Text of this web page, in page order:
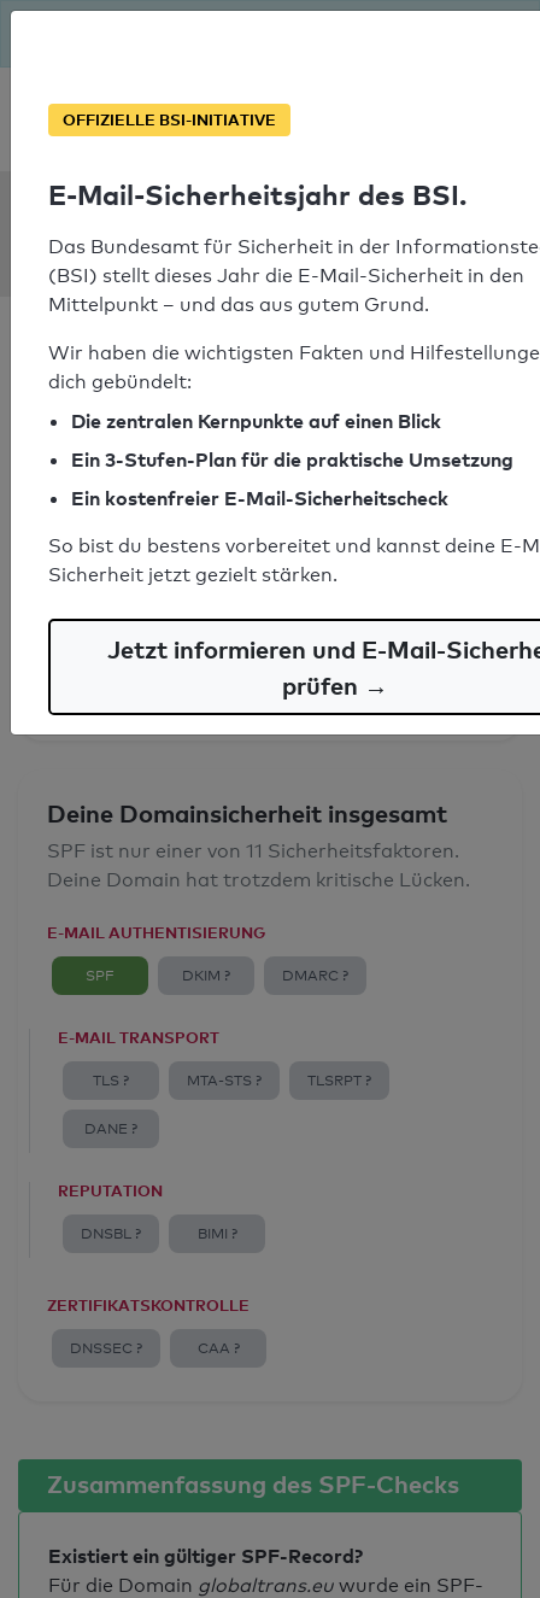
Soforthilfe bei Notfällen
globaltrans.eu
SPF-Check bestanden
Ihr SPF-Record Prüfergebnis
SPF-Record gefunden
Syntaxprüfung: 0 Fehler
Deine Domainsicherheit insgesamt
SPF ist nur einer von 11 Sicherheitsfaktoren.
Deine Domain hat trotzdem kritische Lücken.
E-MAIL AUTHENTISIERUNG
SPF DKIM ? DMARC ?
E-MAIL TRANSPORT
TLS ? MTA-STS ? TLSRPT ?
DANE ?
REPUTATION
DNSBL ? BIMI ?
ZERTIFIKATSKONTROLLE
DNSSEC ? CAA ?
Zusammenfassung des SPF-Checks
Existiert ein gültiger SPF-Record?
Für die Domain globaltrans.eu wurde ein SPF-
OFFIZIELLE BSI-INITIATIVE
E-Mail-Sicherheitsjahr des BSI.
Das Bundesamt für Sicherheit in der
(BSI) stellt dieses Jahr die E-Mail-Sicherheit in den
Mittelpunkt – und das aus gutem Grund.
Wir haben die wichtigsten Fakten und
dich gebündelt:
Die zentralen Kernpunkte auf einen Blick
Ein 3-Stufen-Plan für die praktische Umsetzung
Ein kostenfreier E-Mail-Sicherheitscheck
So bist du bestens vorbereitet und kannst deine E-
Sicherheit jetzt gezielt stärken.
Jetzt informieren und E-Mail-
prüfen →